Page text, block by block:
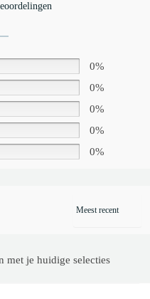
0%
0%
0%
0%
0%
met je huidige selecties